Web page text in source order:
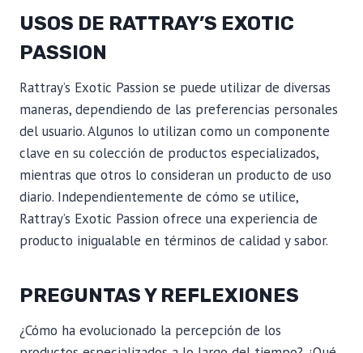
USOS DE RATTRAY’S EXOTIC
PASSION
Rattray’s Exotic Passion se puede utilizar de diversas
maneras, dependiendo de las preferencias personales
del usuario. Algunos lo utilizan como un componente
clave en su colección de productos especializados,
mientras que otros lo consideran un producto de uso
diario. Independientemente de cómo se utilice,
Rattray’s Exotic Passion ofrece una experiencia de
producto inigualable en términos de calidad y sabor.
PREGUNTAS Y REFLEXIONES
¿Cómo ha evolucionado la percepción de los